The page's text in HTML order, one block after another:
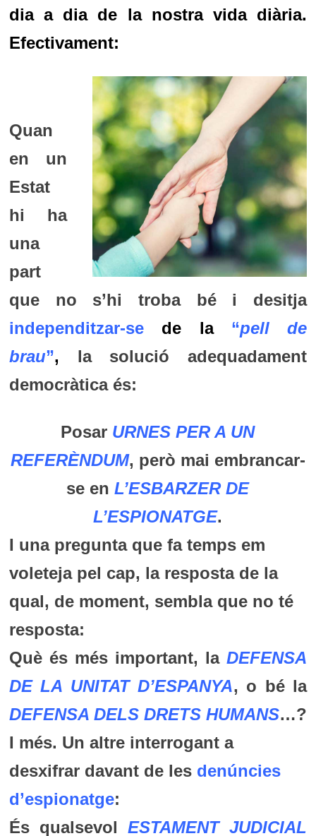
dia a dia de la nostra vida diària.
Efectivament:
Quan
en un
Estat
hi ha
una
part
que no s’hi troba bé i desitja
independitzar-se
de la “pell de
brau”,
la solució adequadament
democràtica és:
Posar URNES PER A UN
REFERÈNDUM, però mai embrancar-
se en L’ESBARZER DE
L’ESPIONATGE.
I una pregunta que fa temps em
voleteja pel cap, la resposta de la
qual, de moment, sembla que no té
resposta:
Què és més important, laDEFENSA
DE LA UNITAT D’ESPANYA, o bé la
DEFENSA DELS DRETS HUMANS…?
I més. Un altre interrogant a
desxifrar davant de les denúncies
d’espionatge:
És qualsevolESTAMENT JUDICIAL